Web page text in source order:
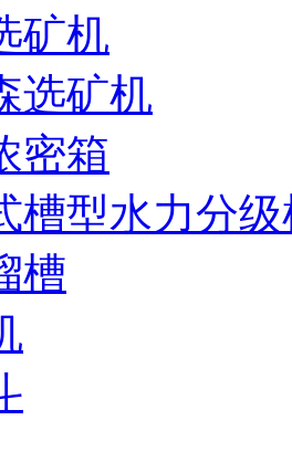
矿机
选矿机
密箱
槽型水力分级
槽